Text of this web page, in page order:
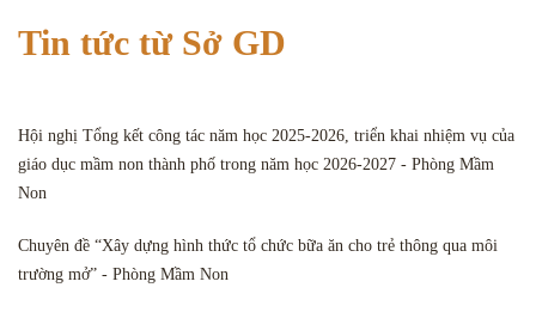
Tin tức từ Sở GD
Hội nghị Tổng kết công tác năm học 2025-2026, triển khai nhiệm vụ của
giáo dục mầm non thành phố trong năm học 2026-2027 - Phòng Mầm
Non
Chuyên đề “Xây dựng hình thức tổ chức bữa ăn cho trẻ thông qua môi
trường mở” - Phòng Mầm Non